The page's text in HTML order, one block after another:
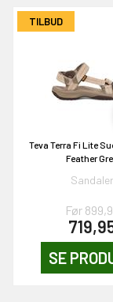
TILBUD
Teva Terra Fi Lite
Feather
Sandaler
Før
SE